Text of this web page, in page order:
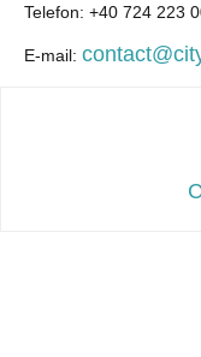
Telefon: +40 724 223
E-mail: